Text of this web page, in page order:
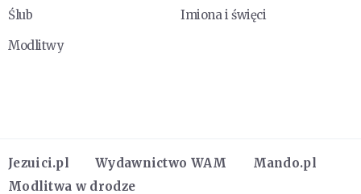
Ślub
Imiona i święci
Modlitwy
Jezuici.pl Wydawnictwo WAM
Mando.pl
Modlitwa w drodze